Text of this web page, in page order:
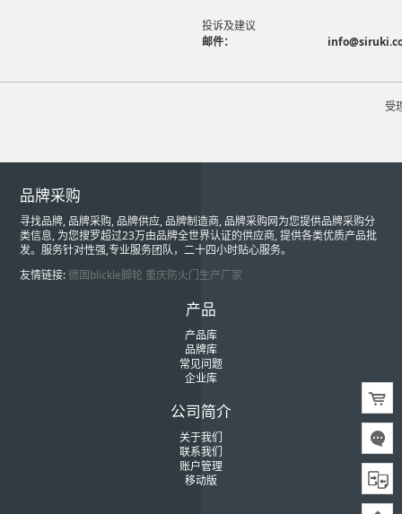
投诉及建议
邮件：
受
品牌采购
寻找品牌, 品牌采购, 品牌供应, 品牌制造商, 品牌采购网为您提供品牌采购分
类信息, 为您搜罗超过23万由品牌全世界认证的供应商, 提供各类优质产品批
发。服务针对性强,专业服务团队，二十四小时贴心服务。
友情链接:德国blickle脚轮 重庆防火门生产厂家
产品
产品库
品牌库
常见问题
企业库
公司简介
关于我们
联系我们
账户管理
移动版